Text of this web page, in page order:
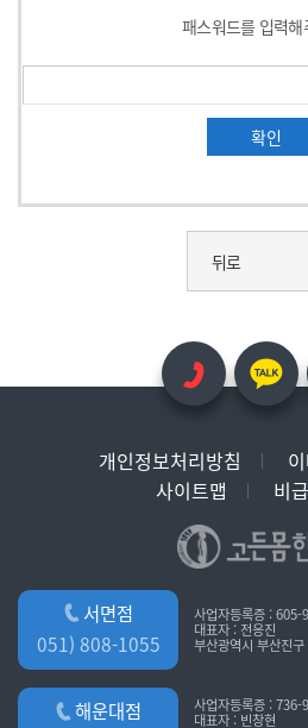
패스워드를 입력해
확인
뒤로
개인정보처리방침
사이트맵
비
서면점
051) 808-1055
사업자등록증 :
대표자 : 전응진
부산광역시 부산진
해운대점
사업자등록증 :
대표자 : 빈창현